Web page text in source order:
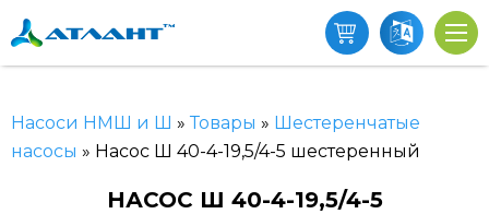
Насоси НМШ и Ш »Товары » Шестеренчатые
насосы » Насос Ш 40-4-19,5/4-5 шестеренный
НАСОС Ш 40-4-19,5/4-5